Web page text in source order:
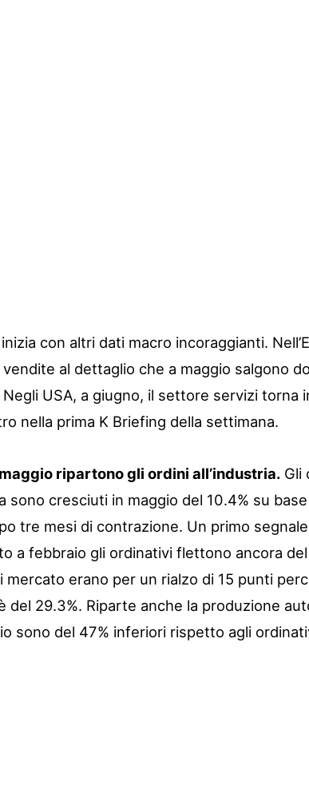
con altri dati macro incoraggianti.
al dettaglio che a maggio salgono
USA, a giugno, il settore servizi torna
nella prima K Briefing della settimana.
ripartono gli ordini all’industria. Gli
sono cresciuti in maggio del 10.4% su
tre mesi di contrazione. Un primo
a febbraio gli ordinativi flettono ancora
mercato erano per un rialzo di 15 punti
del 29.3%. Riparte anche la produzione
sono del 47% inferiori rispetto agli